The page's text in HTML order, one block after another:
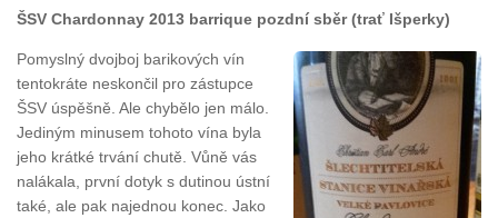
ŠSV Chardonnay 2013 barrique pozdní sběr (trať Išperky)
Pomyslný dvojboj barikových vín
tentokráte neskončil pro zástupce
ŠSV úspěšně. Ale chybělo jen málo.
Jediným minusem tohoto vína byla
jeho krátké trvání chutě. Vůně vás
nalákala, první dotyk s dutinou ústní
také, ale pak najednou konec. Jako